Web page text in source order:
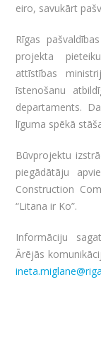
eiro, savukārt
Rīgas
projekta
attīstības
īstenošanu
departaments.
līguma spēkā
Būvprojektu
piegādātāju
Construction
“Litana ir Ko”.
Informāciju
Ārējās